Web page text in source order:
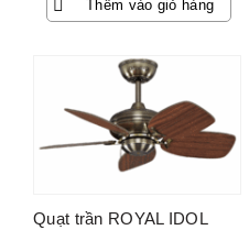
Thêm vào giỏ hàng
Quạt trần ROYAL IDOL